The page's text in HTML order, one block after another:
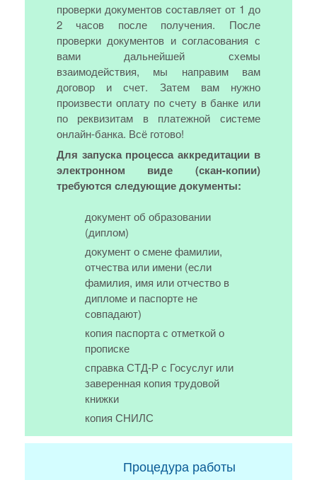
проверки документов составляет от 1 до
2 часов после получения. После
проверки документов и согласования с
вами дальнейшей схемы
взаимодействия, мы направим вам
договор и счет. Затем вам нужно
произвести оплату по счету в банке или
по реквизитам в платежной системе
онлайн-банка. Всё готово!
Для запуска процесса аккредитации в
электронном виде (скан-копии)
требуются следующие документы:
документ об образовании
(диплом)
документ о смене фамилии,
отчества или имени (если
фамилия, имя или отчество в
дипломе и паспорте не
совпадают)
копия паспорта с отметкой о
прописке
справка СТД-Р с Госуслуг или
заверенная копия трудовой
книжки
копия СНИЛС
Процедура работы